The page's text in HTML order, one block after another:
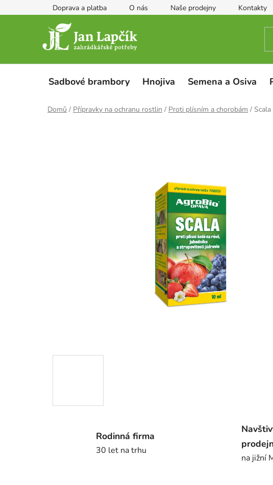
na
Doprava a platba O nás Naše prodejny Kontakty
Sadbové brambory Hnojiva Semena a Osiva
Domů / Přípravky na ochranu rostlin / Proti plísním a chorobám / Scala
Rodinná firma
30 let na trhu
na jižní